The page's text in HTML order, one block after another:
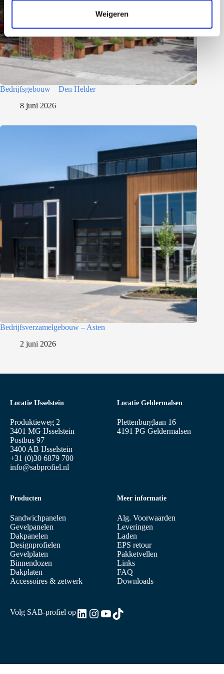
t
e
Weigeren
Bedrijfsgebouw – Den Helder
8 juni 2026
Bedrijfsverzamelgebouw – Asten
2 juni 2026
Locatie IJsselstein
Produktieweg 2
3401 MG IJsselstein
Postbus 97
3400 AB IJsselstein
+31 (0)30 6879 700
info@sabprofiel.nl
Producten
Sandwichpanelen
Gevelpanelen
Dakpanelen
Designprofielen
Gevelplaten
Binnendozen
Dakplaten
Accessoires & zetwerk
Meer informatie
Alg. Voorwaarden
Leveringen
Laden
EPS retour
Pakketvellen
Links
FAQ
Downloads
Locatie Geldermalsen
Plettenburglaan 16
4191 PG Geldermalsen
Volg SAB-profiel opLinkedIn
Instagram
YouTube
TikTok